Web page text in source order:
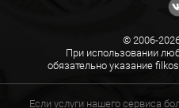
© 2006-
При использовании
обязательно указание
Если услуги нашего сервиса